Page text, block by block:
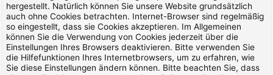
hergestellt. Natürlich können Sie unsere Website grundsätzlich
auch ohne Cookies betrachten. Internet-Browser sind regelmäßig
so eingestellt, dass sie Cookies akzeptieren. Im Allgemeinen
können Sie die Verwendung von Cookies jederzeit über die
Einstellungen Ihres Browsers deaktivieren. Bitte verwenden Sie
die Hilfefunktionen Ihres Internetbrowsers, um zu erfahren, wie
Sie diese Einstellungen ändern können. Bitte beachten Sie, dass